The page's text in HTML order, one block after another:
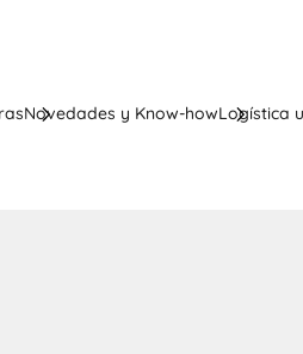
Novedades y Know-howLogística